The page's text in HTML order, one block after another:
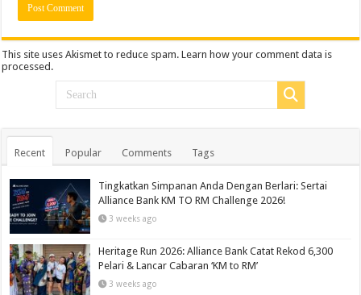
This site uses Akismet to reduce spam.Learn how your comment data is
processed.
Recent Popular Comments Tags
Tingkatkan Simpanan Anda Dengan Berlari: Sertai
Alliance Bank KM TO RM Challenge 2026!
3 weeks ago
Heritage Run 2026: Alliance Bank Catat Rekod 6,300
Pelari & Lancar Cabaran ‘KM to RM’
3 weeks ago